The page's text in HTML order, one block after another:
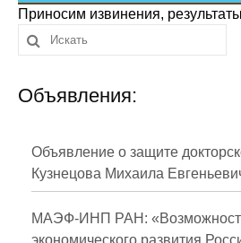
Сотрудники
Отчетность
Противодействие
Публикации
Научная жизнь
Приносим извинения,
Объявления:
Объявление о защите
Кузнецова Михаила
МАЭФ-ИНП РАН:
экономического развития